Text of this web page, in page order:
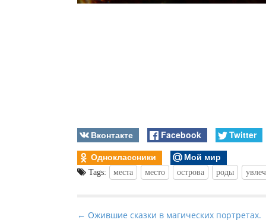
Вконтакте Facebook
Twitter
Одноклассники
Мой мир
Tags: места место острова роды
P
← Ожившие сказки в магических портретах.